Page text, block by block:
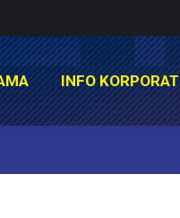
INFO KORPORAT
INFO KORPORAT